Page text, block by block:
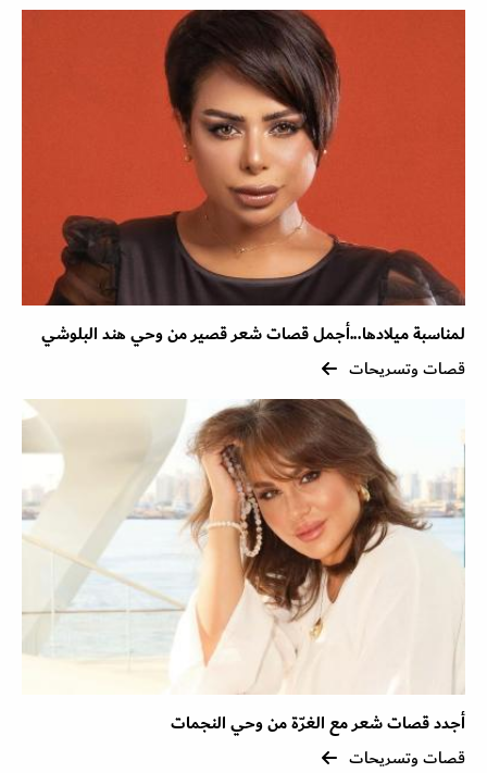
لمناسبة ميلادها...أجمل قصات شعر قصير من وحي هند البلوشي
قصات وتسريحات
أجدد قصات شعر مع الغرّة من وحي النجمات
قصات وتسريحات